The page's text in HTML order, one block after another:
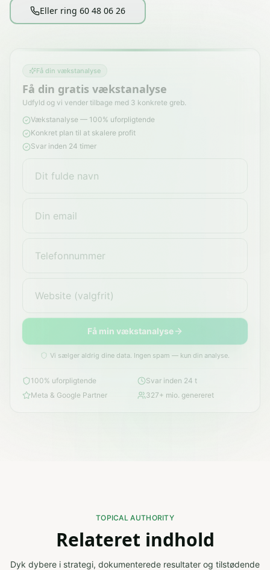
Eller ring 60 48 06 26
Få din vækstanalyse
Få din gratis vækstanalyse
Udfyld og vi vender tilbage med 3 konkrete greb.
Vækstanalyse — 100% uforpligtende
Konkret plan til at skalere profit
Svar inden 24 timer
Få min vækstanalyse
Vi sælger aldrig dine data. Ingen spam — kun din analyse.
100% uforpligtende
Svar inden 24 t
Meta & Google Partner
327+ mio. genereret
TOPICAL AUTHORITY
Relateret indhold
Dyk dybere i strategi, dokumenterede resultater og tilstødende